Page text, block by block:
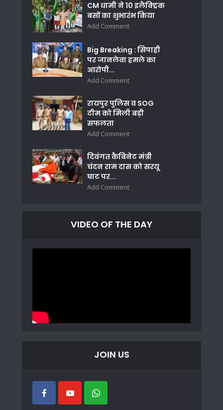
CM धामी ने 10 इलैक्ट्रिक
बसों का शुभारंभ किया
Add Comment
Big Breaking : सिपाही
पर जानलेवा हमले का
आरोपी...
Add Comment
रायपुर पुलिस व SOG
टीम को मिली बड़ी
सफलता
Add Comment
दिवंगत कैबिनेट मंत्री
चंदन राम दास को सरयू
घाट पर...
Add Comment
VIDEO OF THE DAY
JOIN US